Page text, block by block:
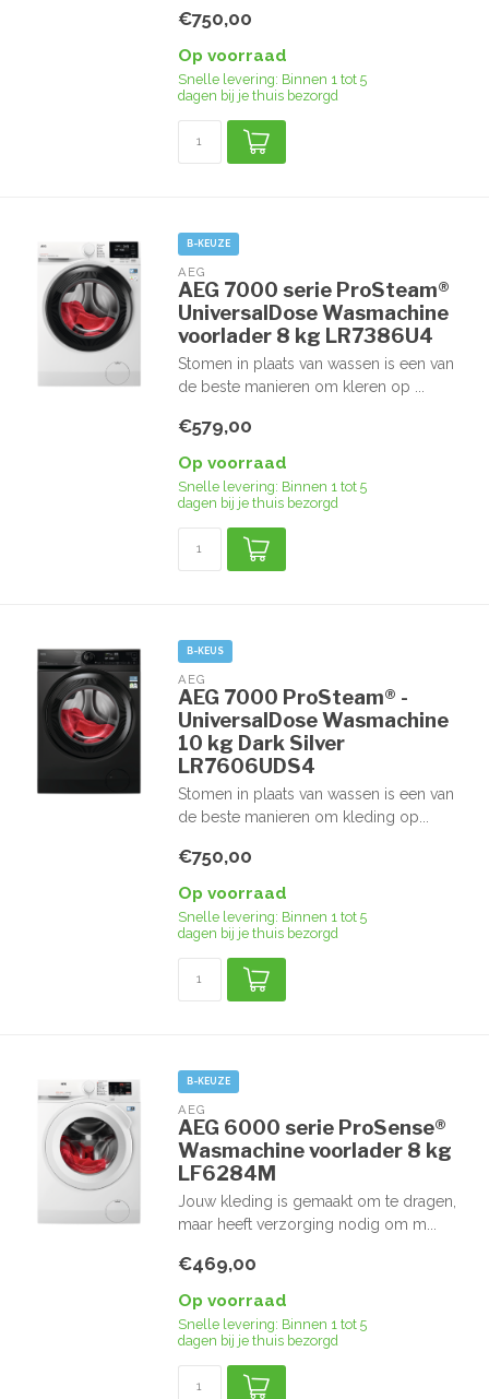
€750,00
Op voorraad
Snelle levering: Binnen 1 tot 5
dagen bij je thuis bezorgd
B-KEUZE
AEG
AEG 7000 serie ProSteam®
UniversalDose Wasmachine
voorlader 8 kg LR7386U4
Stomen in plaats van wassen is een van
de beste manieren om kleren op ...
€579,00
Op voorraad
Snelle levering: Binnen 1 tot 5
dagen bij je thuis bezorgd
B-KEUS
AEG
AEG 7000 ProSteam® -
UniversalDose Wasmachine
10 kg Dark Silver
LR7606UDS4
Stomen in plaats van wassen is een van
de beste manieren om kleding op...
€750,00
Op voorraad
Snelle levering: Binnen 1 tot 5
dagen bij je thuis bezorgd
B-KEUZE
AEG
AEG 6000 serie ProSense®
Wasmachine voorlader 8 kg
LF6284M
Jouw kleding is gemaakt om te dragen,
maar heeft verzorging nodig om m...
€469,00
Op voorraad
Snelle levering: Binnen 1 tot 5
dagen bij je thuis bezorgd